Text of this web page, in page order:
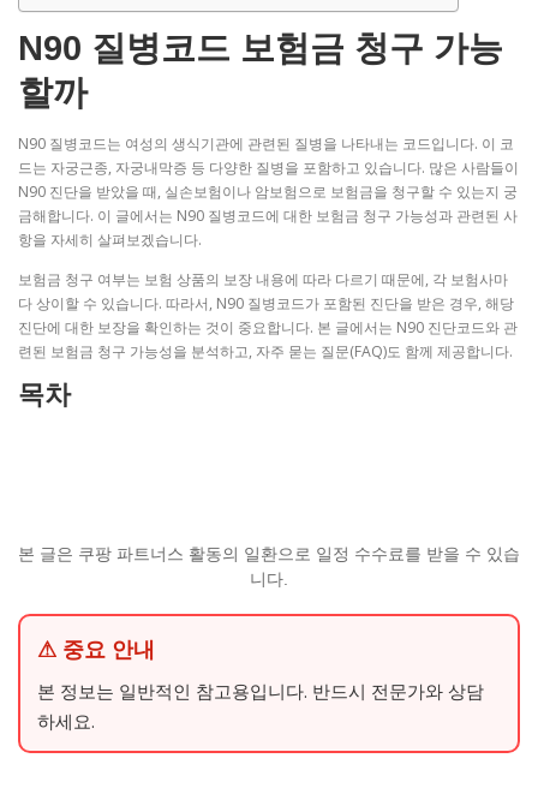
N90 질병코드 보험금 청구 가능
할까
N90 질병코드는 여성의 생식기관에 관련된 질병을 나타내는 코드입니다. 이 코
드는 자궁근종, 자궁내막증 등 다양한 질병을 포함하고 있습니다. 많은 사람들이
N90 진단을 받았을 때, 실손보험이나 암보험으로 보험금을 청구할 수 있는지 궁
금해합니다. 이 글에서는 N90 질병코드에 대한 보험금 청구 가능성과 관련된 사
항을 자세히 살펴보겠습니다.
보험금 청구 여부는 보험 상품의 보장 내용에 따라 다르기 때문에, 각 보험사마
다 상이할 수 있습니다. 따라서, N90 질병코드가 포함된 진단을 받은 경우, 해당
진단에 대한 보장을 확인하는 것이 중요합니다. 본 글에서는 N90 진단코드와 관
련된 보험금 청구 가능성을 분석하고, 자주 묻는 질문(FAQ)도 함께 제공합니다.
목차
본 글은 쿠팡 파트너스 활동의 일환으로 일정 수수료를 받을 수 있습
니다.
⚠ 중요 안내
본 정보는 일반적인 참고용입니다. 반드시 전문가와 상담
하세요.